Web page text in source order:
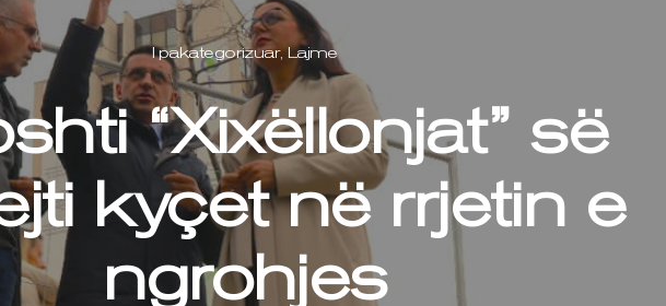
I pakategorizuar, Lajme
“Xixëllonjat” së
kyçet në rrjetin e
ngrohjes